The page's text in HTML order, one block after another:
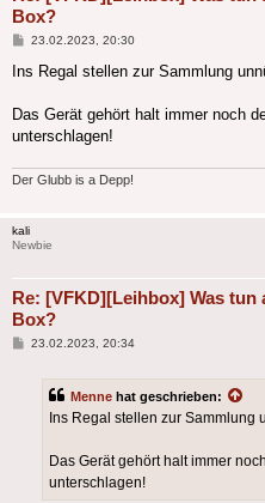
Box?
Beitrag
23.02.2023, 20:30
Ins Regal stellen zur Sammlung
Das Gerät gehört halt immer noch
unterschlagen!
Der Glubb is a Depp!
kali
Newbie
Re: [VFKD][Leihbox] Was
Box?
Beitrag
23.02.2023, 20:34
Menne hat geschrieben:
Ins Regal stellen zur Sammlung
Das Gerät gehört halt immer
unterschlagen!